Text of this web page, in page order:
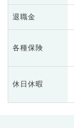
退職金
各種保険
休日休暇